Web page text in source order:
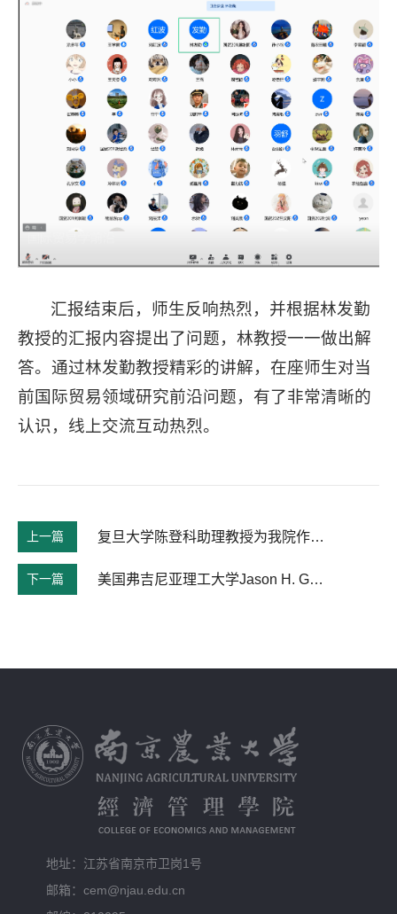
汇报结束后，师生反响热烈，并根据林发勤
教授的汇报内容提出了问题，林教授一一做出解
答。通过林发勤教授精彩的讲解，在座师生对当
前国际贸易领域研究前沿问题，有了非常清晰的
认识，线上交流互动热烈。
上一篇 复旦大学陈登科助理教授为我院作学术报告
下一篇 美国弗吉尼亚理工大学Jason H. Grant教授为我院作学术报告
地址：江苏省南京市卫岗1号
邮箱：cem@njau.edu.cn